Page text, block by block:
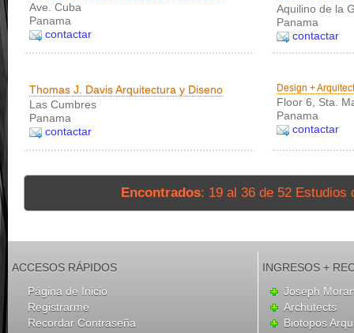
Ave. Cuba
Panama
contactar
Aquilino de la
Panama
contactar
Thomas J. Davis Arquitectura y Diseno
Las Cumbres
Panama
contactar
Design +
Floor 6, Sta.
Panama
contactar
Encontrados: 19 al 36 de 52 Estudios
ACCESOS RÁPIDOS
Página de Inicio
Registrarme
Recordar Contraseña
INGRESOS +
Joseph
Archutects
Biotopos